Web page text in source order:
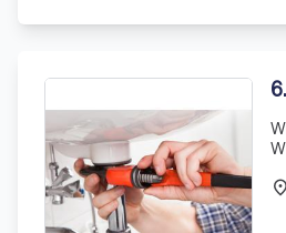
6.
place